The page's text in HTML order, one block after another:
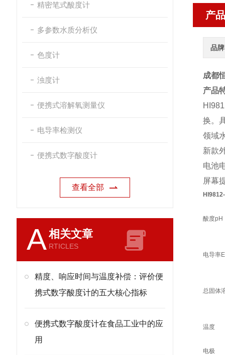
精密笔式酸度计
多参数水质分析仪
色度计
浊度计
便携式溶解氧测量仪
电导率检测仪
便携式数字酸度计
查看全部
A相关文章
RTICLES
精度、响应时间与温度补偿：评价便
携式数字酸度计的五大核心指标
便携式数字酸度计在食品工业中的应
用
产
品牌
成都
产品
换。
领域
新款
电池
屏幕
酸度pH
电导率
总固体
温度
电极